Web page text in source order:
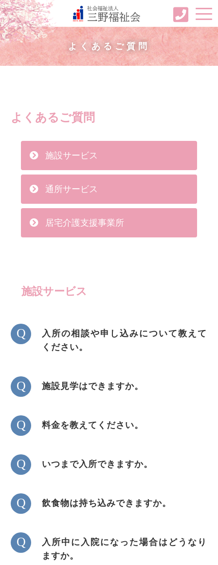
よくあるご質問
よくあるご質問
施設サービス
通所サービス
居宅介護支援事業所
施設サービス
Q
入所の相談や申し込みについて教えて
ください。
Q 施設見学はできますか。
Q 料金を教えてください。
Q いつまで入所できますか。
Q 飲食物は持ち込みできますか。
Q
入所中に入院になった場合はどうなり
ますか。